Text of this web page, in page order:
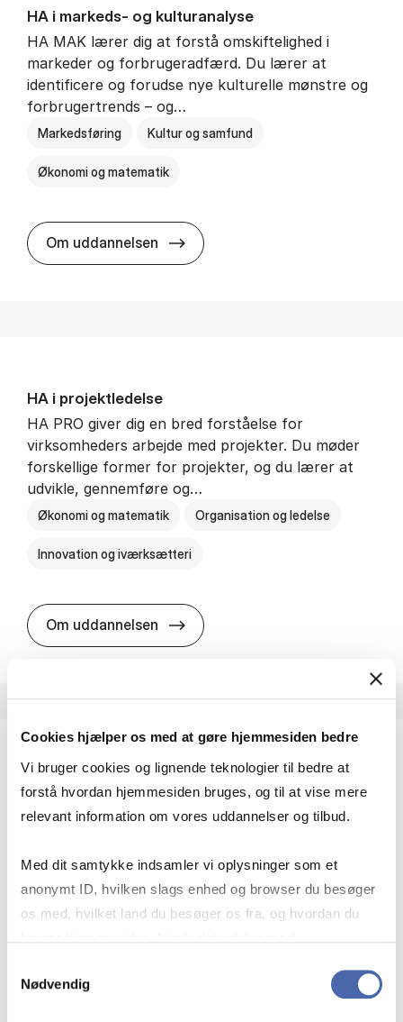
Cookies hjælper os med at gøre hjemmesiden bedre
Vi bruger cookies og lignende teknologier til bedre at
forstå hvordan hjemmesiden bruges, og til at vise mere
relevant information om vores uddannelser og tilbud.
Med dit samtykke indsamler vi oplysninger som et
anonymt ID, hvilken slags enhed og browser du besøger
os med, hvilket land du besøger os fra, og hvordan du
markedsføring. Du bestemmer selv - og kan altid trække
Nødvendig
HA i mar­keds- og kul­tu­r­a­na­ly­se
HA MAK lærer dig at forstå omskiftelighed i
markeder og forbrugeradfærd. Du lærer at
identificere og forudse nye kulturelle mønstre og
forbrugertrends – og…
Markedsføring Kultur og samfund
Økonomi og matematik
Om uddannelsen HA i mar­keds- og kul­tu­r­a­na­ly­se
HA i pro­jekt­le­del­se
HA PRO giver dig en bred forståelse for
virksomheders arbejde med projekter. Du møder
forskellige former for projekter, og du lærer at
udvikle, gennemføre og…
Økonomi og matematik Organisation og ledelse
Innovation og iværksætteri
Om uddannelsen HA i pro­jekt­le­del­se
HA(fil.) - erhvervs­økonomi og fi­lo­so­fi
virksomheder møder i vores komplekse verden.
effektivitet og…
Økonomi og matematik Kultur og samfund